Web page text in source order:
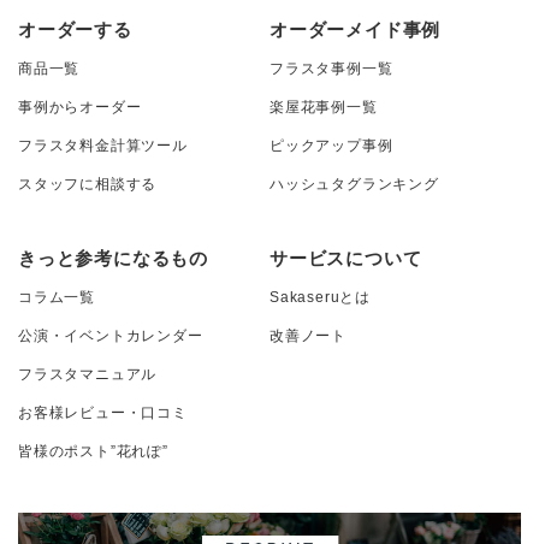
オーダーする
商品一覧
事例からオーダー
フラスタ料金計算ツール
スタッフに相談する
オーダーメイド事例
フラスタ事例一覧
楽屋花事例一覧
ピックアップ事例
ハッシュタグランキング
きっと参考になるもの
コラム一覧
公演・イベントカレンダー
フラスタマニュアル
お客様レビュー・口コミ
皆様のポスト”花れぽ”
サービスについて
Sakaseruとは
改善ノート